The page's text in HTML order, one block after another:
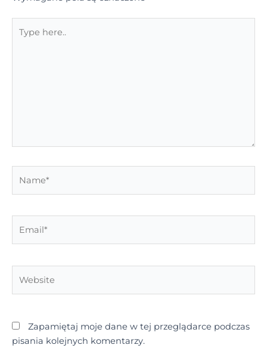
here..
Zapamiętaj moje dane w tej przeglądarce podczas
pisania kolejnych komentarzy.